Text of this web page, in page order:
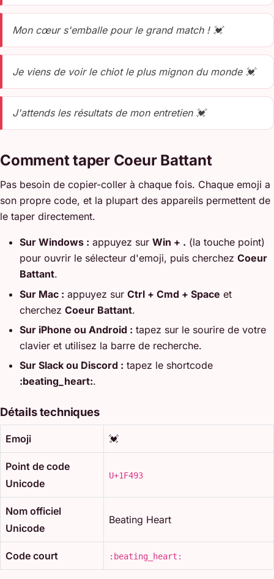
Mon cœur s'emballe pour le grand match ! 💓
Je viens de voir le chiot le plus mignon du monde 💓
J'attends les résultats de mon entretien 💓
Comment taper Coeur Battant
Pas besoin de copier-coller à chaque fois. Chaque emoji a
son propre code, et la plupart des appareils permettent de
le taper directement.
Sur Windows : appuyez sur Win + . (la touche point)
pour ouvrir le sélecteur d'emoji, puis cherchez Coeur
Battant.
Sur Mac : appuyez sur Ctrl + Cmd + Space et
cherchez Coeur Battant.
Sur iPhone ou Android : tapez sur le sourire de votre
clavier et utilisez la barre de recherche.
Sur Slack ou Discord : tapez le shortcode
:beating_heart:.
Détails techniques
Emoji 💓
Point de code
Unicode
U+1F493
Nom officiel
Unicode
Beating Heart
Code court :beating_heart: